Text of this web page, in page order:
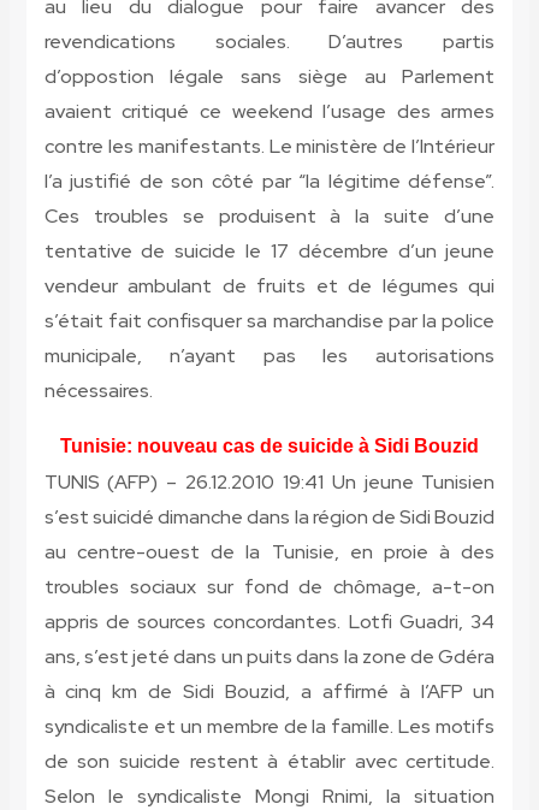
au lieu du dialogue pour faire avancer des
revendications sociales. D’autres partis
d’oppostion légale sans siège au Parlement
avaient critiqué ce weekend l’usage des armes
contre les manifestants. Le ministère de l’Intérieur
l’a justifié de son côté par “la légitime défense”.
Ces troubles se produisent à la suite d’une
tentative de suicide le 17 décembre d’un jeune
vendeur ambulant de fruits et de légumes qui
s’était fait confisquer sa marchandise par la police
municipale, n’ayant pas les autorisations
nécessaires.
Tunisie: nouveau cas de suicide à Sidi Bouzid
TUNIS (AFP) – 26.12.2010 19:41 Un jeune Tunisien
s’est suicidé dimanche dans la région de Sidi Bouzid
au centre-ouest de la Tunisie, en proie à des
troubles sociaux sur fond de chômage, a-t-on
appris de sources concordantes. Lotfi Guadri, 34
ans, s’est jeté dans un puits dans la zone de Gdéra
à cinq km de Sidi Bouzid, a affirmé à l’AFP un
syndicaliste et un membre de la famille. Les motifs
de son suicide restent à établir avec certitude.
Selon le syndicaliste Mongi Rnimi, la situation